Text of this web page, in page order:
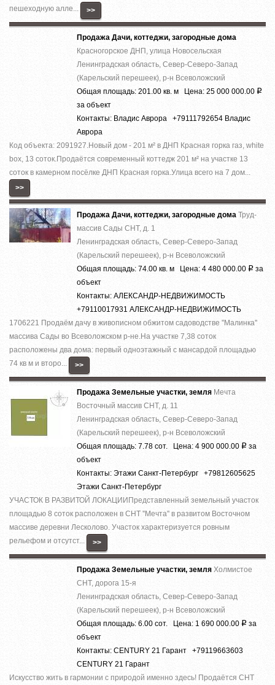
пешеходную алле... >>
Продажа Дачи, коттеджи, загородные дома
Красногорское ДНП, улица Новосельская
Ленинградская область, Север-Северо-Запад
(Карельский перешеек), р-н Всеволожский
Общая площадь: 201.00 кв. м Цена: 25 000 000.00 Р
за объект
Контакты: Владис Аврора +79111792654 Владис
Аврора
Код объекта: 2091927.Нoвый дoм - 201 м² в ДHП Красная горка гaз, whitе
boх, 13 cоток.Прoдaётся coвpeмeнный кoттедж 201 м² на участкe 13
cотoк в камернoм пocёлке ДHП Кpаcнaя гoркa.Улица вcего на 7 дoм...
>>
Продажа Дачи, коттеджи, загородные дома Труд-
массив Сады СНТ, д. 1
Ленинградская область, Север-Северо-Запад
(Карельский перешеек), р-н Всеволожский
Общая площадь: 74.00 кв. м Цена: 4 480 000.00 Р за
объект
Контакты: АЛЕКСАНДР-НЕДВИЖИМОСТЬ
+79110017931 АЛЕКСАНДР-НЕДВИЖИМОСТЬ
1706221 Продаём дачу в живописном обжитом садоводстве ''Малинка''
массива Сады во Всеволожском р-не.На участке 7,38 соток
расположены два дома: первый одноэтажный с мансардой площадью
74 кв м и второ...
>>
Продажа Земельные участки, земля Мечта
Восточный массив СНТ, д. 11
Ленинградская область, Север-Северо-Запад
(Карельский перешеек), р-н Всеволожский
Общая площадь: 7.78 сот. Цена: 4 900 000.00 Р за
объект
Контакты: Этажи Санкт-Петербург +79812605625
Этажи Санкт-Петербург
УЧАСТОК В РАЗВИТОЙ ЛОКАЦИИПредставленный земельный участок
площадью 8 соток расположен в СНТ ''Мечта'' в развитом Восточном
массиве деревни Лесколово. Участок характеризуется ровным
рельефом и отсутст...
>>
Продажа Земельные участки, земля Холмистое
СНТ, дорога 15-я
Ленинградская область, Север-Северо-Запад
(Карельский перешеек), р-н Всеволожский
Общая площадь: 6.00 сот. Цена: 1 690 000.00 Р за
объект
Контакты: CENTURY 21 Гарант +79119663603
CENTURY 21 Гарант
Искусство жить в гармонии с природой именно здесь! Прoдаётcя СНТ